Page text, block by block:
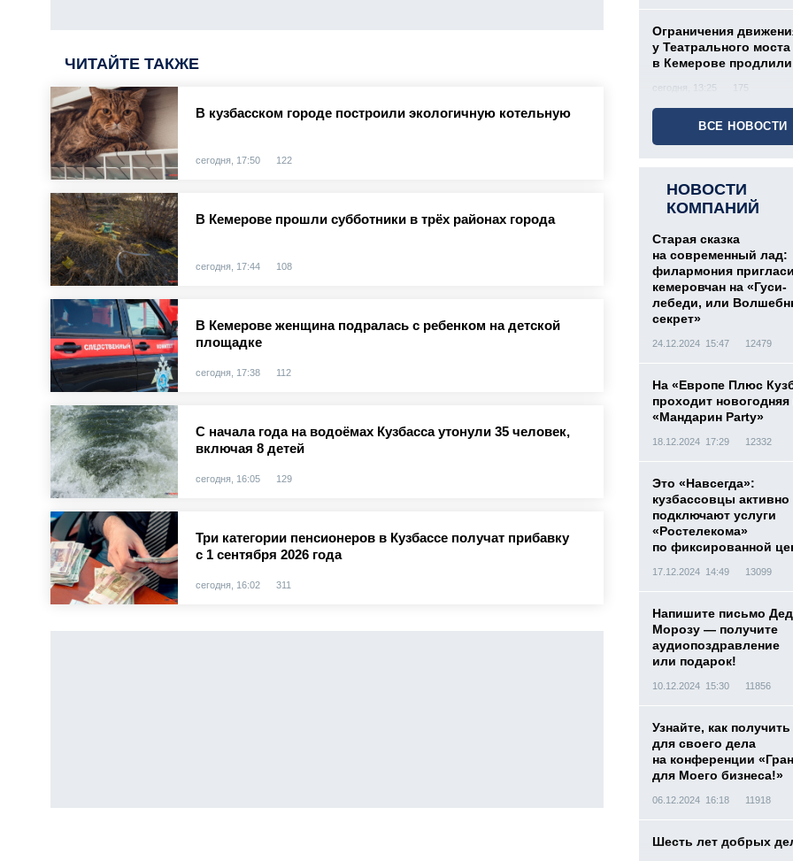
ЧИТАЙТЕ ТАКЖЕ
В кузбасском городе построили экологичную котельную
сегодня, 17:50 122
В Кемерове прошли субботники в трёх районах города
сегодня, 17:44 108
В Кемерове женщина подралась с ребенком на детской
площадке
сегодня, 17:38 112
С начала года на водоёмах Кузбасса утонули 35 человек,
включая 8 детей
сегодня, 16:05 129
Три категории пенсионеров в Кузбассе получат прибавку
с 1 сентября 2026 года
сегодня, 16:02 311
Ограничения
у Театрального моста
в Кемерове продлили
сегодня, 13:25 175
ВСЕ НОВОСТИ
НОВОСТИ
КОМПАНИЙ
Старая сказка
на современный лад:
филармония
кемеровчан на «Гуси-
лебеди, или
секрет»
24.12.2024 15:47 12479
На «Европе Плюс
проходит новогодняя
«Мандарин Party»
18.12.2024 17:29 12332
Это «Навсегда»:
кузбассовцы активно
подключают услуги
«Ростелекома»
по фиксированной
17.12.2024 14:49 13099
Напишите письмо
Морозу — получите
аудиопоздравление
или подарок!
10.12.2024 15:30 11856
Узнайте, как получить
для своего дела
на конференции
для Моего бизнеса!»
06.12.2024 16:18 11918
Шесть лет добрых